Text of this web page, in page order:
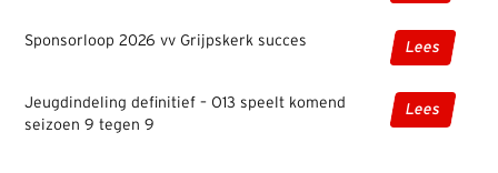
Sponsorloop 2026 vv Grijpskerk succes Lees
Jeugdindeling definitief – O13 speelt komend
seizoen 9 tegen 9
Lees